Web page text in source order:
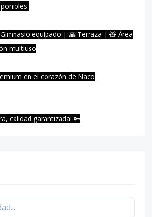
equipado | 🌇 Terraza | 🧸 Área
multiuso
en el corazón de Naco
calidad garantizada! 🔑